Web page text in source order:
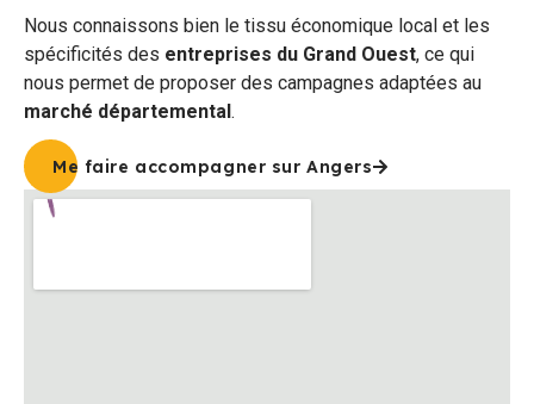
Nous connaissons bien le tissu économique local et les
spécificités des entreprises du Grand Ouest, ce qui
nous permet de proposer des campagnes adaptées au
marché départemental .
Me faire accompagner sur Angers